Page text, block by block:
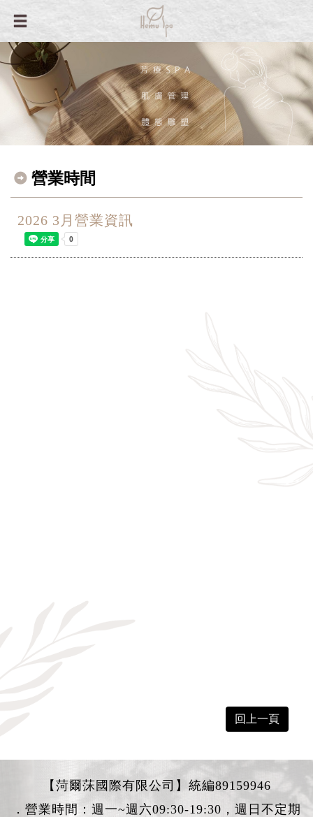
營業時間
2026 3月營業資訊
回上一頁
【菏爾莯國際有限公司】統編89159946
．營業時間：週一~週六09:30-19:30，週日不定期